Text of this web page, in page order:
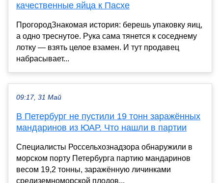
качественные яйца к Пасхе
ПрогородЗнакомая история: берешь упаковку яиц,
а одно треснутое. Рука сама тянется к соседнему
лотку — взять целое взамен. И тут продавец
набрасывает...
09:17, 31 Май
В Петербург не пустили 19 тонн заражённых
мандаринов из ЮАР. Что нашли в партии
Специалисты Россельхознадзора обнаружили в
морском порту Петербурга партию мандаринов
весом 19,2 тонны, заражённую личинками
средиземноморской плодов...